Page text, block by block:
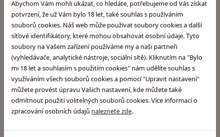
Abychom Vám mohli ukázat, co hledáte, potřebujeme od Vás získat
potvrzení, že už Vám bylo 18 let, také souhlas s používáním
souborů cookies. Náš web může používat soubory cookies a další
síťové identifikátory, které mohou obsahovat osobní údaje. Tyto
soubory na Vašem zařízení používáme my a naši partneři
(vyhledávače, analytické nástroje, sociální sítě). Kliknutím na "Bylo
mi 18 let a souhlasím s použitím cookies" nám udělíte souhlas s
využíváním všech souborů cookies a pomocí "Upravit nastavení"
můžete provést úpravu Vašich nastavení, kde můžete také
odmítnout použití volitelných souborů cookies. Více informací o
zpracování osobních údajů naleznete zde.
Informace pro Vás:
Obchodní podmínky
Glentyno:
Skotska-whisky.cz
Otevírací doba:
Pondělí: 10:00 - 15:00
Úterý: 10:00 - 15:00
Středa: Zavřeno
Čtvrtek: 11:00 - 16:00
Pátek: 11:00 - 17:00